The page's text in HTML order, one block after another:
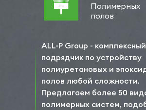
Полимерных
полов
ALL-P Group - комплексный
подрядчик по устройству
полиуретановых и
полов любой сложности.
Предлагаем более 50
полимерных систем,